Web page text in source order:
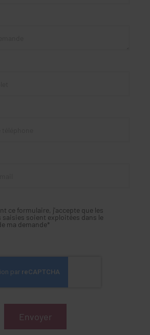
ce formulaire, j'accepte que les
soient exploitées dans le
ma demande*